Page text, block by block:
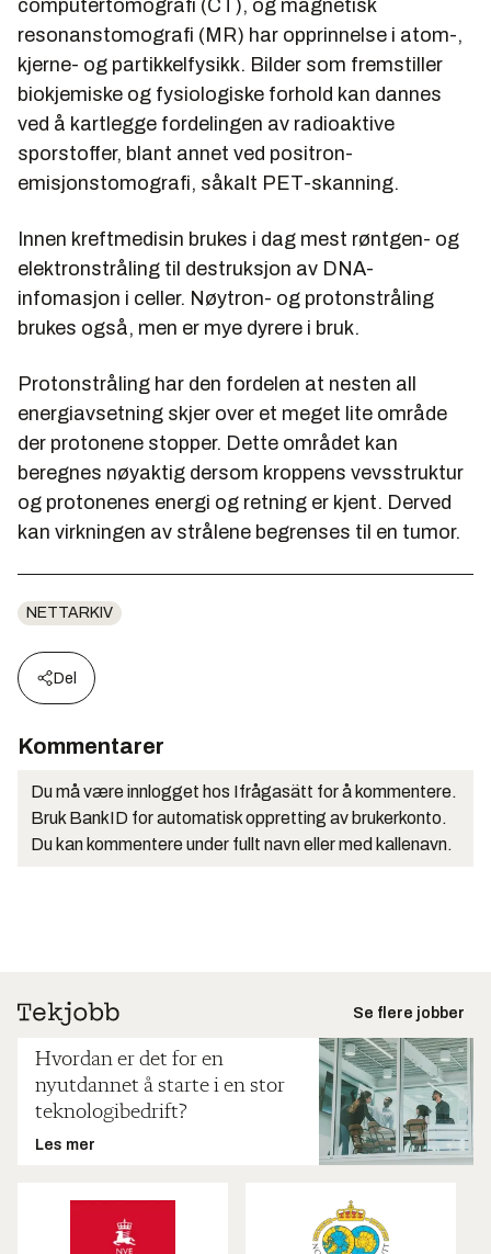
computertomografi (CT), og magnetisk
resonanstomografi (MR) har opprinnelse i atom-,
kjerne- og partikkelfysikk. Bilder som fremstiller
biokjemiske og fysiologiske forhold kan dannes
ved å kartlegge fordelingen av radioaktive
sporstoffer, blant annet ved positron-
emisjonstomografi, såkalt PET-skanning.
Innen kreftmedisin brukes i dag mest røntgen- og
elektronstråling til destruksjon av DNA-
infomasjon i celler. Nøytron- og protonstråling
brukes også, men er mye dyrere i bruk.
Protonstråling har den fordelen at nesten all
energiavsetning skjer over et meget lite område
der protonene stopper. Dette området kan
beregnes nøyaktig dersom kroppens vevsstruktur
og protonenes energi og retning er kjent. Derved
kan virkningen av strålene begrenses til en tumor.
NETTARKIV
Del
Kommentarer
Du må være innlogget hos Ifrågasätt for å kommentere.
Bruk BankID for automatisk oppretting av brukerkonto.
Du kan kommentere under fullt navn eller med kallenavn.
Se flere jobber
Hvordan er det for en
nyutdannet å starte i en stor
teknologibedrift?
Les mer